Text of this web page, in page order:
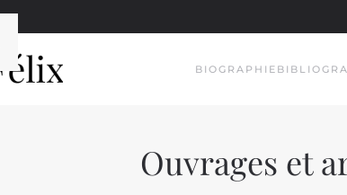
BIOGRAPHIE
Ouvrages et